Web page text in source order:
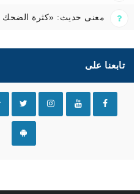
معنى حديث: «كثرة الضحك
تابعنا على